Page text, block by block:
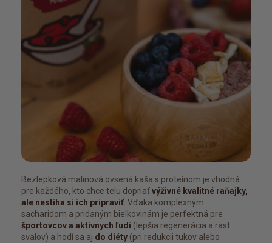
Bezlepková malinová ovsená kaša s proteínom je vhodná
pre každého, kto chce telu dopriaťvýživné kvalitné raňajky,
ale nestíha si ich pripraviť. Vďaka komplexným
sacharidom a pridaným bielkovinám je perfektná pre
športovcov a aktívnych ľudí (lepšia regenerácia a rast
svalov) a hodí sa aj do diéty (pri redukcii tukov alebo